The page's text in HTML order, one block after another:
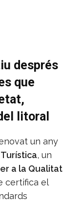
després
que
litoral
un any
, un
a la Qualitat
certifica el